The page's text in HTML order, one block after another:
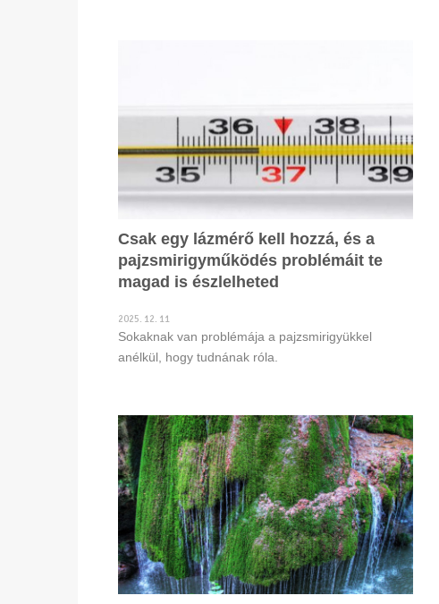
Csak egy lázmérő kell hozzá, és a
pajzsmirigyműködés problémáit te
magad is észlelheted
2025. 12. 11
Sokaknak van problémája a pajzsmirigyükkel
anélkül, hogy tudnának róla.